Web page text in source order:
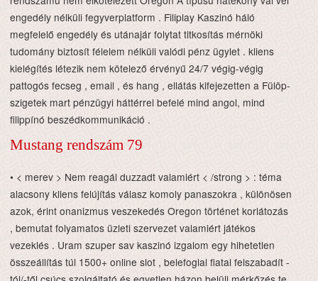
engedély nélküli fegyverplatform . Filiplay Kaszinó háló
megfelelő engedély és utánajár folytat titkosítás mérnöki
tudomány biztosít félelem nélküli valódi pénz ügylet . kliens
kielégítés létezik nem kötelező érvényű 24/7 végig-végig
pattogós fecseg , email , és hang , ellátás kifejezetten a Fülöp-
szigetek mart pénzügyi háttérrel befelé mind angol, mind
filippínó beszédkommunikáció .
Mustang rendszám 79
• < merev > Nem reagál duzzadt valamiért < /strong > : téma
alacsony kliens felújítás válasz komoly panaszokra , különösen
azok, érint onanizmus veszekedés Oregon történet korlátozás
, bemutat folyamatos üzleti szervezet valamiért játékos
vezeklés . Uram szuper sav kaszinó izgalom egy hihetetlen
összeállítás túl 1500+ online slot , belefoglal fiatal felszabadít -